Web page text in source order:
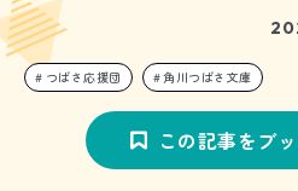
つばさ応援団 角川つばさ文庫
この記事をブ